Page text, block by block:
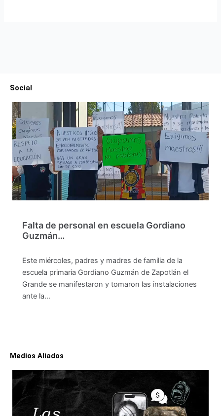
Social
Falta de personal en escuela Gordiano
Guzmán…
Este miércoles, padres y madres de familia de la
escuela primaria Gordiano Guzmán de Zapotlán el
Grande se manifestaron y tomaron las instalaciones
ante la…
Medios Aliados